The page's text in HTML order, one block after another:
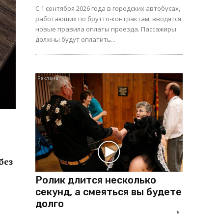
С 1 сентября 2026 года в городских автобусах,
работающих по брутто-контрактам, вводятся
новые правила оплаты проезда. Пассажиры
должны будут оплатить...
Ролик длится несколько
секунд, а смеяться вы будете
долго